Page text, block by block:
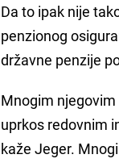
Da to ipak nije
penzionog
državne penzije
Mnogim
uprkos redovnim
kaže Jeger.